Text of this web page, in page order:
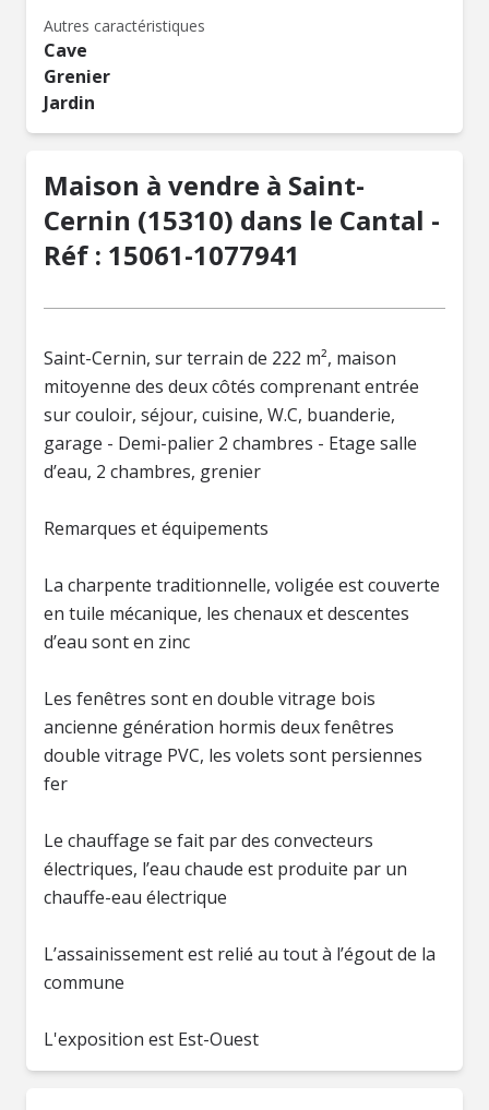
Autres caractéristiques
Cave
Grenier
Jardin
Maison à vendre à Saint-
Cernin (15310) dans le Cantal -
Réf : 15061-1077941
Saint-Cernin, sur terrain de 222 m², maison
mitoyenne des deux côtés comprenant entrée
sur couloir, séjour, cuisine, W.C, buanderie,
garage - Demi-palier 2 chambres - Etage salle
d’eau, 2 chambres, grenier
Remarques et équipements
La charpente traditionnelle, voligée est couverte
en tuile mécanique, les chenaux et descentes
d’eau sont en zinc
Les fenêtres sont en double vitrage bois
ancienne génération hormis deux fenêtres
double vitrage PVC, les volets sont persiennes
fer
Le chauffage se fait par des convecteurs
électriques, l’eau chaude est produite par un
chauffe-eau électrique
L’assainissement est relié au tout à l’égout de la
commune